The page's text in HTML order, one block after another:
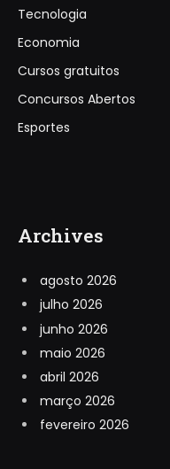
Tecnologia
Economia
Cursos gratuitos
Concursos Abertos
Esportes
Archives
agosto 2026
julho 2026
junho 2026
maio 2026
abril 2026
março 2026
fevereiro 2026